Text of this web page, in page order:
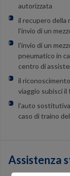
autorizzata
il recupero della
l’invio di un
l’invio di un
pneumatico in
centro di
il
viaggio subisci il
l'auto sostitutiva
caso di traino
Assistenza